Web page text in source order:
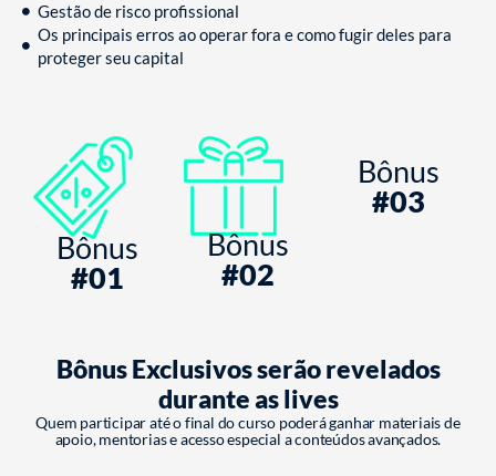
Gestão de risco profissional
Os principais erros ao operar fora e como fugir deles para
proteger seu capital
Bônus
#01
Bônus
#02
Bônus
#03
Bônus Exclusivos serão revelados
durante as lives
Quem participar até o final do curso poderá ganhar materiais de
apoio, mentorias e acesso especial a conteúdos avançados.